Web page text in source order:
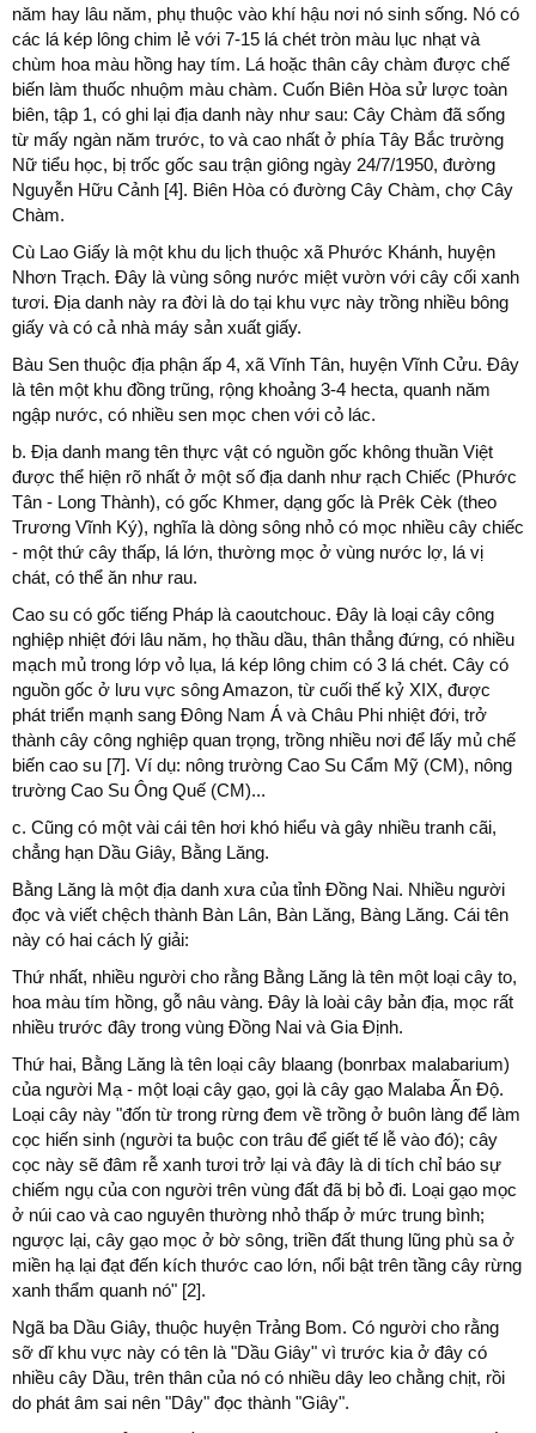
năm hay lâu năm, phụ thuộc vào khí hậu nơi nó sinh sống. Nó có
các lá kép lông chim lẻ với 7-15 lá chét tròn màu lục nhạt và
chùm hoa màu hồng hay tím. Lá hoặc thân cây chàm được chế
biến làm thuốc nhuộm màu chàm. Cuốn Biên Hòa sử lược toàn
biên, tập 1, có ghi lại địa danh này như sau: Cây Chàm đã sống
từ mấy ngàn năm trước, to và cao nhất ở phía Tây Bắc trường
Nữ tiểu học, bị trốc gốc sau trận giông ngày 24/7/1950, đường
Nguyễn Hữu Cảnh [4]. Biên Hòa có đường Cây Chàm, chợ Cây
Chàm.
Cù Lao Giấy là một khu du lịch thuộc xã Phước Khánh, huyện
Nhơn Trạch. Đây là vùng sông nước miệt vườn với cây cối xanh
tươi. Địa danh này ra đời là do tại khu vực này trồng nhiều bông
giấy và có cả nhà máy sản xuất giấy.
Bàu Sen thuộc địa phận ấp 4, xã Vĩnh Tân, huyện Vĩnh Cửu. Đây
là tên một khu đồng trũng, rộng khoảng 3-4 hecta, quanh năm
ngập nước, có nhiều sen mọc chen với cỏ lác.
b. Địa danh mang tên thực vật có nguồn gốc không thuần Việt
được thể hiện rõ nhất ở một số địa danh như rạch Chiếc (Phước
Tân - Long Thành), có gốc Khmer, dạng gốc là Prêk Cèk (theo
Trương Vĩnh Ký), nghĩa là dòng sông nhỏ có mọc nhiều cây chiếc
- một thứ cây thấp, lá lớn, thường mọc ở vùng nước lợ, lá vị
chát, có thể ăn như rau.
Cao su có gốc tiếng Pháp là caoutchouc. Đây là loại cây công
nghiệp nhiệt đới lâu năm, họ thầu dầu, thân thẳng đứng, có nhiều
mạch mủ trong lớp vỏ lụa, lá kép lông chim có 3 lá chét. Cây có
nguồn gốc ở lưu vực sông Amazon, từ cuối thế kỷ XIX, được
phát triển mạnh sang Đông Nam Á và Châu Phi nhiệt đới, trở
thành cây công nghiệp quan trọng, trồng nhiều nơi để lấy mủ chế
biến cao su [7]. Ví dụ: nông trường Cao Su Cẩm Mỹ (CM), nông
trường Cao Su Ông Quế (CM)...
c. Cũng có một vài cái tên hơi khó hiểu và gây nhiều tranh cãi,
chẳng hạn Dầu Giây, Bằng Lăng.
Bằng Lăng là một địa danh xưa của tỉnh Đồng Nai. Nhiều người
đọc và viết chệch thành Bàn Lân, Bàn Lăng, Bàng Lăng. Cái tên
này có hai cách lý giải:
Thứ nhất, nhiều người cho rằng Bằng Lăng là tên một loại cây to,
hoa màu tím hồng, gỗ nâu vàng. Đây là loài cây bản địa, mọc rất
nhiều trước đây trong vùng Đồng Nai và Gia Định.
Thứ hai, Bằng Lăng là tên loại cây blaang (bonrbax malabarium)
của người Mạ - một loại cây gạo, gọi là cây gạo Malaba Ấn Độ.
Loại cây này "đốn từ trong rừng đem về trồng ở buôn làng để làm
cọc hiến sinh (người ta buộc con trâu để giết tế lễ vào đó); cây
cọc này sẽ đâm rễ xanh tươi trở lại và đây là di tích chỉ báo sự
chiếm ngụ của con người trên vùng đất đã bị bỏ đi. Loại gạo mọc
ở núi cao và cao nguyên thường nhỏ thấp ở mức trung bình;
ngược lại, cây gạo mọc ở bờ sông, triền đất thung lũng phù sa ở
miền hạ lại đạt đến kích thước cao lớn, nổi bật trên tầng cây rừng
xanh thẩm quanh nó" [2].
Ngã ba Dầu Giây, thuộc huyện Trảng Bom. Có người cho rằng
sỡ dĩ khu vực này có tên là "Dầu Giây" vì trước kia ở đây có
nhiều cây Dầu, trên thân của nó có nhiều dây leo chằng chịt, rồi
do phát âm sai nên "Dây" đọc thành "Giây".